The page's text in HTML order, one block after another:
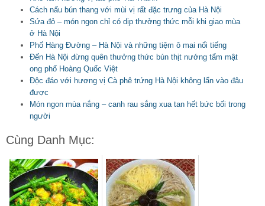
Cách nấu bún thang với mùi vị rất đặc trưng của Hà Nội
Sứa đỏ – món ngon chỉ có dịp thưởng thức mỗi khi giao mùa
ở Hà Nội
Phố Hàng Đường – Hà Nội và những tiệm ô mai nổi tiếng
Đến Hà Nội đừng quên thưởng thức bún thịt nướng tẩm mật
ong phố Hoàng Quốc Việt
Độc đáo với hương vị Cà phê trứng Hà Nội không lẩn vào đâu
được
Món ngon mùa nắng – canh rau sắng xua tan hết bức bối trong
người
Cùng Danh Mục: